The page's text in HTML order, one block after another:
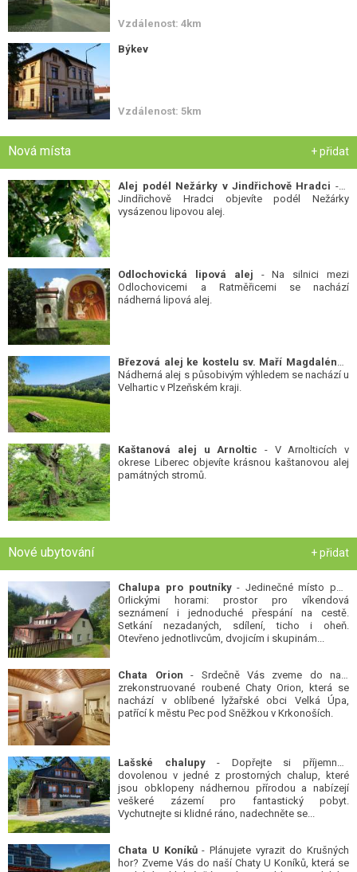
Vzdálenost: 4km
Býkev
Vzdálenost: 5km
Nová místa + přidat
Alej podél Nežárky v Jindřichově Hradci - V
Jindřichově Hradci objevíte podél Nežárky
vysázenou lipovou alej.
Odlochovická lipová alej - Na silnici mezi
Odlochovicemi a Ratměřicemi se nachází
nádherná lipová alej.
Nádherná alej s působivým výhledem se nachází u
Velhartic v Plzeňském kraji.
Kaštanová alej u Arnoltic - V Arnolticích v
okrese Liberec objevíte krásnou kaštanovou alej
památných stromů.
Nové ubytování + přidat
Chalupa pro poutníky- Jedinečné místo pod
Orlickými horami: prostor pro víkendová
seznámení i jednoduché přespání na cestě.
Setkání nezadaných, sdílení, ticho i oheň.
Otevřeno jednotlivcům, dvojicím i skupinám...
Chata Orion - Srdečně Vás zveme do naší
zrekonstruované roubené Chaty Orion, která se
nachází v oblíbené lyžařské obci Velká Úpa,
patřící k městu Pec pod Sněžkou v Krkonoších.
Lašské chalupy- Dopřejte si příjemnou
dovolenou v jedné z prostorných chalup, které
jsou obklopeny nádhernou přírodou a nabízejí
veškeré zázemí pro fantastický pobyt.
Vychutnejte si klidné ráno, nadechněte se...
Chata U Koníků- Plánujete vyrazit do Krušných
hor? Zveme Vás do naší Chaty U Koníků, která se